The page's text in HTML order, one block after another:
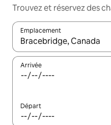
Trouvez et réservez des
Emplacement
Quand les résultats sont
Arrivée
Départ